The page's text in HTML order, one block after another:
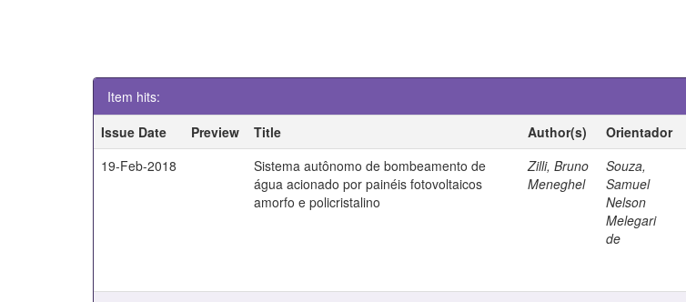
Item hits:
Issue Date
Preview Title Author(s) Orientador
19-Feb-2018
Sistema autônomo de bombeamento de
água acionado por painéis fotovoltaicos
amorfo e policristalino
Zilli, Bruno
Meneghel
Souza,
Samuel
Nelson
Melegari
de